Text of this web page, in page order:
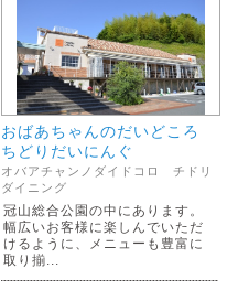
おばあちゃんのだいどころ
ちどりだいにんぐ
オバアチャンノダイドコロ チドリ
ダイニング
冠山総合公園の中にあります。
幅広いお客様に楽しんでいただ
けるように、メニューも豊富に
取り揃...